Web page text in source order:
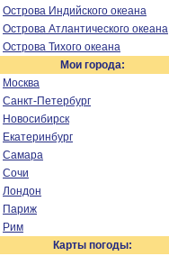
Острова Индийского океана
Острова Атлантического океана
Острова Тихого океана
Мои города:
Москва
Санкт-Петербург
Новосибирск
Екатеринбург
Самара
Сочи
Лондон
Париж
Рим
Карты погоды: